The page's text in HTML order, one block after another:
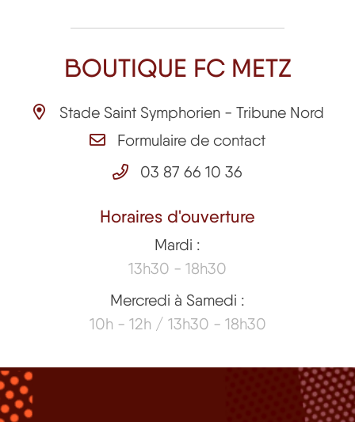
BOUTIQUE FC METZ
Stade Saint Symphorien - Tribune Nord
Formulaire de contact
03 87 66 10 36
Horaires d'ouverture
Mardi :
13h30 - 18h30
Mercredi à Samedi :
10h - 12h / 13h30 - 18h30